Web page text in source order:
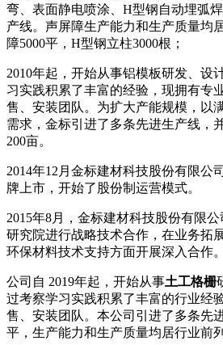
弯、表面静电喷涂、H型钢自动埋弧
产线。声屏障生产能力和生产质量均
障5000平，H型钢立柱3000根；
2010年起，开始从事铝模板研发、设
习实践积累了丰富的经验，现拥有专
售、安装团队。为扩大产能规模，以
需求，金标引进了多条先进生产线，
200亩。
2014年12月金标建材科技股份有限公
牌上市，开始了股份制运营模式。
2015年8月，金标建材科技股份有限
研究院进行战略技术合作，在业务拓
环保材料技术支持方面开展深入合作。
公司自 2019年起，开始从事土工格栅
过考察学习实践积累了丰富的行业经
售、安装团队。本公司引进了多条先
平，生产能力和生产质量均居行业前列